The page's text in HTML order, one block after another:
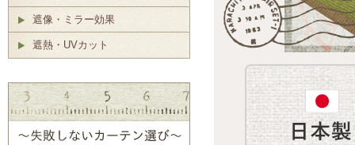
遮像・ミラー効果
遮熱・UVカット